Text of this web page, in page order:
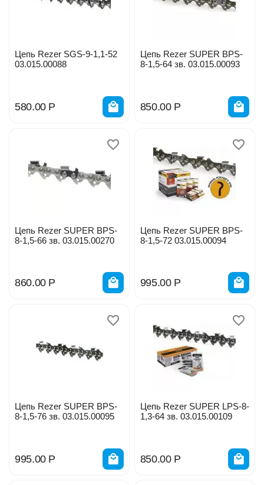
Цепь Rezer SGS-9-1,1-52
03.015.00088
580.00 Р
Цепь Rezer SUPER BPS-
8-1,5-64 зв. 03.015.00093
850.00 Р
Цепь Rezer SUPER BPS-
8-1,5-66 зв. 03.015.00270
860.00 Р
Цепь Rezer SUPER BPS-
8-1,5-72 03.015.00094
995.00 Р
Цепь Rezer SUPER BPS-
8-1,5-76 зв. 03.015.00095
995.00 Р
Цепь Rezer SUPER LPS-8-
1,3-64 зв. 03.015.00109
850.00 Р